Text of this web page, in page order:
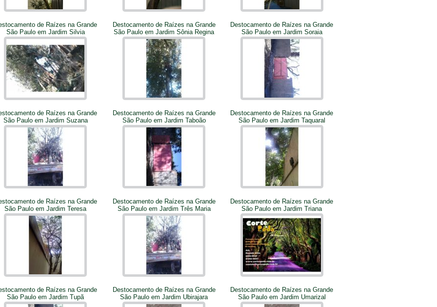
de Raízes na Grande
São Paulo em Jardim Silvia
Destocamento de Raízes na Grande
São Paulo em Jardim Sônia Regina
Destocamento de Raízes na Grande
São Paulo em Jardim Soraia
de Raízes na Grande
São Paulo em Jardim Suzana
Destocamento de Raízes na Grande
São Paulo em Jardim Taboão
Destocamento de Raízes na Grande
São Paulo em Jardim Taquaral
de Raízes na Grande
São Paulo em Jardim Teresa
Destocamento de Raízes na Grande
São Paulo em Jardim Três Maria
Destocamento de Raízes na Grande
São Paulo em Jardim Triana
de Raízes na Grande
São Paulo em Jardim Tupã
Destocamento de Raízes na Grande
São Paulo em Jardim Ubirajara
Destocamento de Raízes na Grande
São Paulo em Jardim Umarizal